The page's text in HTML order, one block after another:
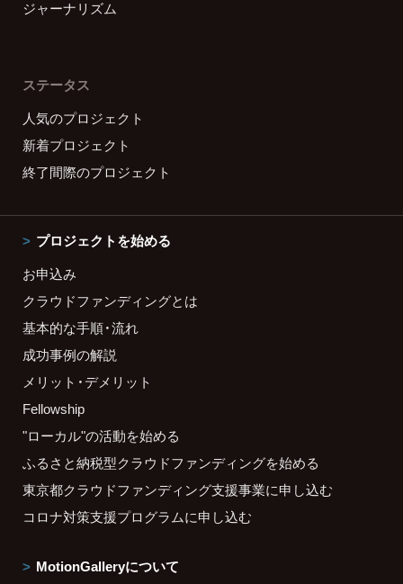
ジャーナリズム
ステータス
人気のプロジェクト
新着プロジェクト
終了間際のプロジェクト
プロジェクトを始める
お申込み
クラウドファンディングとは
基本的な手順・流れ
成功事例の解説
メリット・デメリット
Fellowship
"ローカル"の活動を始める
ふるさと納税型クラウドファンディングを始める
東京都クラウドファンディング支援事業に申し込む
コロナ対策支援プログラムに申し込む
MotionGalleryについて